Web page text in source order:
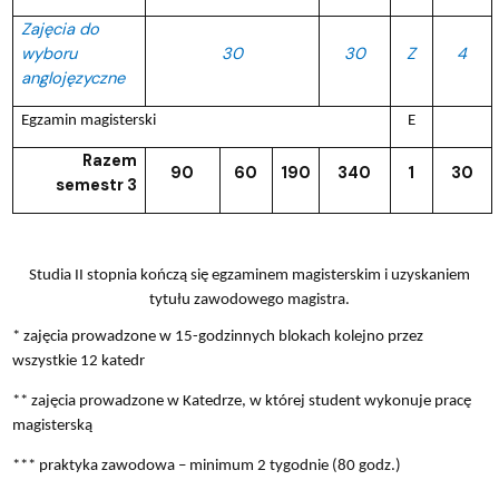
Zajęcia do
wyboru
anglojęzyczne
30 30 Z 4
Egzamin magisterski E
Razem
semestr 3
90 60 190 340 1 30
Studia II stopnia kończą się egzaminem magisterskim i uzyskaniem
tytułu zawodowego magistra.
* zajęcia prowadzone w 15-godzinnych blokach kolejno przez
wszystkie 12 katedr
** zajęcia prowadzone w Katedrze, w której student wykonuje pracę
magisterską
*** praktyka zawodowa – minimum 2 tygodnie (80 godz.)